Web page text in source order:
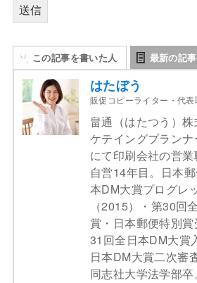
送信
この記事を書いた人 最新の記事
はたぼう
販促コピーライター・代表
畠通（はたつう）
ケテイングプラン
にて印刷会社の営
自営14年目。日本
本DM大賞プログレ
（2015）・第30回
賞・日本郵便特別
31回全日本DM大賞
日本DM大賞二次審
同志社大学法学部卒。